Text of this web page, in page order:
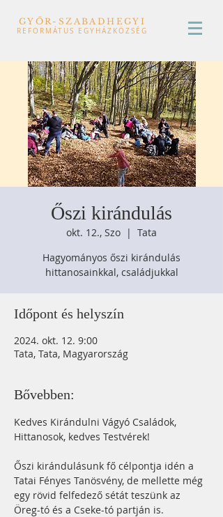
GYŐR-SZABADHEGYI
REFORMÁTUS EGYHÁZKÖZSÉG
Őszi kirándulás
okt. 12., Szo
  |
Tata
Hagyományos őszi kirándulás
hittanosainkkal, családjukkal
Időpont és helyszín
2024. okt. 12. 9:00
Tata, Tata, Magyarország
Bővebben:
Kedves Kirándulni Vágyó Családok,
Hittanosok, kedves Testvérek!
Őszi kirándulásunk fő célpontja idén a
Tatai Fényes Tanösvény, de mellette még
egy rövid felfedező sétát teszünk az
Öreg-tó és a Cseke-tó partján is.